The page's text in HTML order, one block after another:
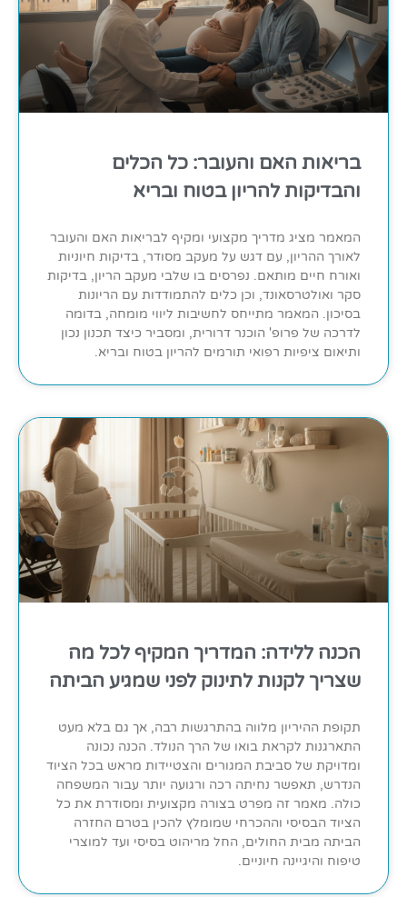
בריאות האם והעובר: כל הכלים
והבדיקות להריון בטוח ובריא
המאמר מציג מדריך מקצועי ומקיף לבריאות האם והעובר
לאורך ההריון, עם דגש על מעקב מסודר, בדיקות חיוניות
ואורח חיים מותאם. נפרסים בו שלבי מעקב הריון, בדיקות
סקר ואולטרסאונד, וכן כלים להתמודדות עם הריונות
בסיכון. המאמר מתייחס לחשיבות ליווי מומחה, בדומה
לדרכה של פרופ' הוכנר דרורית, ומסביר כיצד תכנון נכון
ותיאום ציפיות רפואי תורמים להריון בטוח ובריא.
הכנה ללידה: המדריך המקיף לכל מה
שצריך לקנות לתינוק לפני שמגיע הביתה
תקופת ההיריון מלווה בהתרגשות רבה, אך גם בלא מעט
התארגנות לקראת בואו של הרך הנולד. הכנה נכונה
ומדויקת של סביבת המגורים והצטיידות מראש בכל הציוד
הנדרש, תאפשר נחיתה רכה ורגועה יותר עבור המשפחה
כולה. מאמר זה מפרט בצורה מקצועית ומסודרת את כל
הציוד הבסיסי וההכרחי שמומלץ להכין בטרם החזרה
הביתה מבית החולים, החל מריהוט בסיסי ועד למוצרי
טיפוח והיגיינה חיוניים.